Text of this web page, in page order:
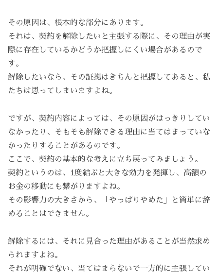
その原因は、根本的な部分にあります。
それは、契約を解除したいと主張する際に、その理由が実
際に存在しているかどうか把握しにくい場合があるので
す。
解除したいなら、その証拠はきちんと把握してあると、私
たちは思ってしまいますよね。
ですが、契約内容によっては、その原因がはっきりしてい
なかったり、そもそも解除できる理由に当てはまっていな
かったりすることがあるのです。
ここで、契約の基本的な考えに立ち戻ってみましょう。
契約というのは、1度結ぶと大きな効力を発揮し、高額の
お金の移動にも繋がりますよね。
その影響力の大きさから、「やっぱりやめた」と簡単に辞
めることはできません。
解除するには、それに見合った理由があることが当然求め
られますよね。
それが明確でない、当てはまらないで一方的に主張してい